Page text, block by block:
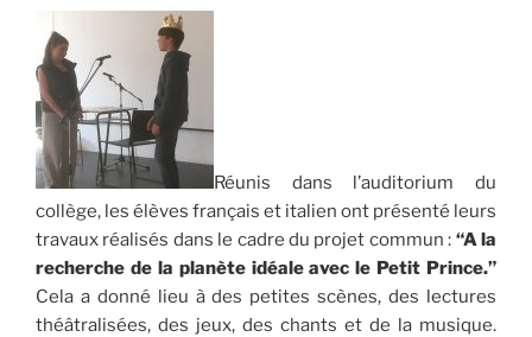
Réunis dans l’auditorium du
collège, les élèves français et italien ont présenté leurs
travaux réalisés dans le cadre du projet commun : “A la
recherche de la planète idéale avec le Petit Prince.”
Cela a donné lieu à des petites scènes, des lectures
théâtralisées, des jeux, des chants et de la musique.